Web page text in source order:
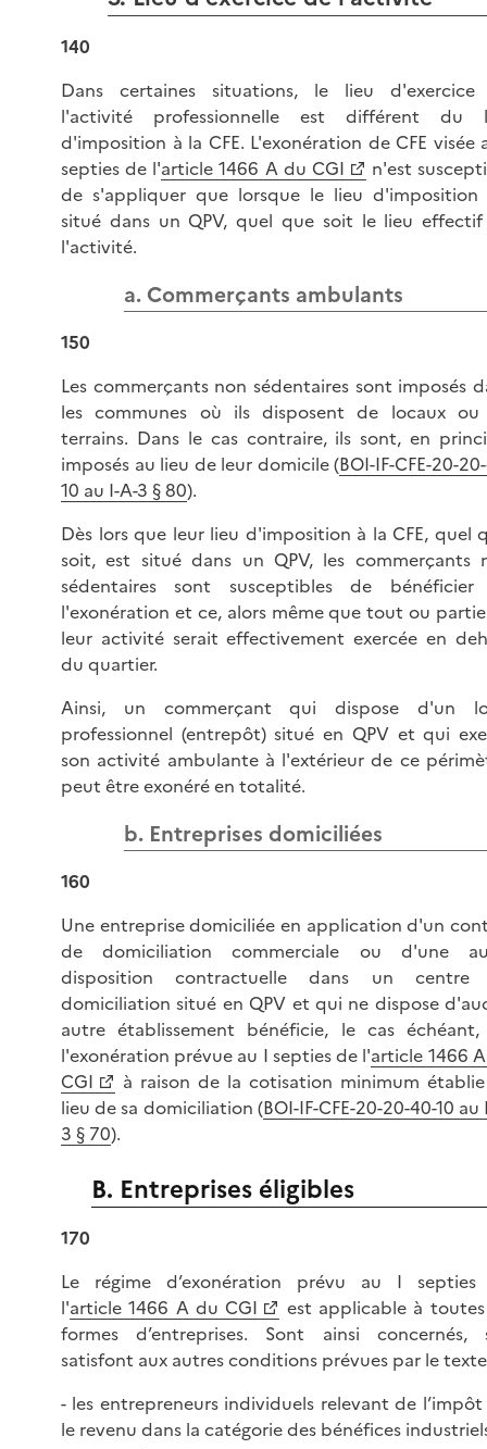
140
Dans certaines situations, le lieu
l'activité professionnelle est différent du
d'imposition à la CFE. L'exonération de CFE visée
septies de l'article 1466 A du CGI
n'est
de s'appliquer que lorsque le lieu d'imposition
situé dans un QPV, quel que soit le lieu
l'activité.
a. Commerçants ambulants
150
Les commerçants non sédentaires sont imposés
les communes où ils disposent de locaux
terrains. Dans le cas contraire, ils sont, en
imposés au lieu de leur domicile (BOI-IF-CFE-20-
10 au I-A-3 § 80).
Dès lors que leur lieu d'imposition à la CFE, quel
soit, est situé dans un QPV, les commerçants
sédentaires sont susceptibles de
l'exonération et ce, alors même que tout ou
leur activité serait effectivement exercée en
du quartier.
Ainsi, un commerçant qui dispose d'un
professionnel (entrepôt) situé en QPV et qui
son activité ambulante à l'extérieur de ce
peut être exonéré en totalité.
b. Entreprises domiciliées
160
Une entreprise domiciliée en application d'un
de domiciliation commerciale ou d'une
disposition contractuelle dans un centre
domiciliation situé en QPV et qui ne dispose
autre établissement bénéficie, le cas
l'exonération prévue au I septies de l'article 1466
CGI
à raison de la cotisation minimum
lieu de sa domiciliation (BOI-IF-CFE-20-20-40-10 au
3 § 70).
B. Entreprises éligibles
170
Le régime d’exonération prévu au I
l'article 1466 A du CGI
est applicable à
formes d’entreprises. Sont ainsi concernés,
satisfont aux autres conditions prévues par le
- les entrepreneurs individuels relevant de l’impôt
le revenu dans la catégorie des bénéfices